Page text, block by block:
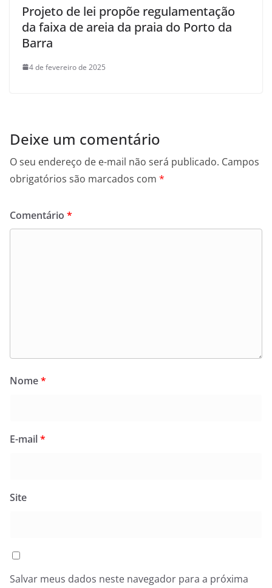
Projeto de lei propõe regulamentação
da faixa de areia da praia do Porto da
Barra
4 de fevereiro de 2025
Deixe um comentário
O seu endereço de e-mail não será publicado. Campos
obrigatórios são marcados com *
Comentário *
Nome*
E-mail*
Site
Salvar meus dados neste navegador para a próxima